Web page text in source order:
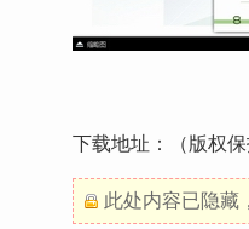
下载地址：（版权
此处内容已隐藏，